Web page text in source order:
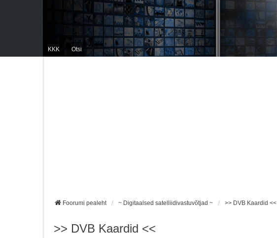
KKK Otsi
Foorumi pealeht ~ Digitaalsed satelliidivastuvõtjad ~ >> DVB Kaardid <<
>> DVB Kaardid <<